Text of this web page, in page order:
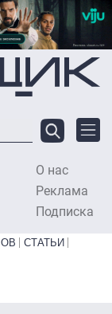
О нас
Реклама
Подписка
СТАТЬИ